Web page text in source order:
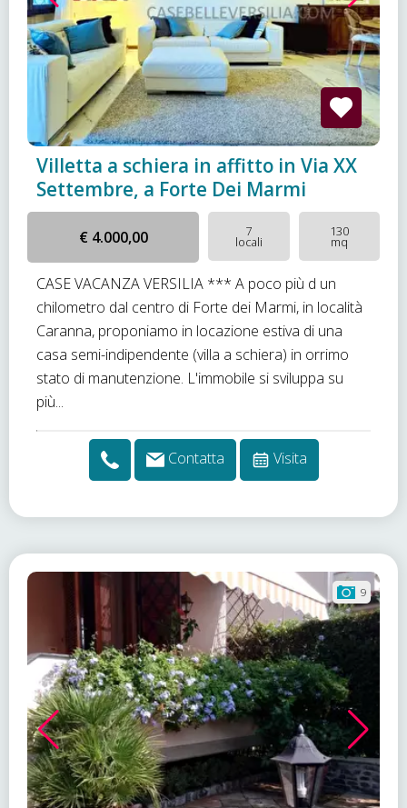
Villetta a schiera in affitto in Via XX
Settembre, a Forte Dei Marmi
€ 4.000,00 7
locali
130
mq
CASE VACANZA VERSILIA *** A poco più d un
chilometro dal centro di Forte dei Marmi, in località
Caranna, proponiamo in locazione estiva di una
casa semi-indipendente (villa a schiera) in orrimo
stato di manutenzione. L'immobile si sviluppa su
più...
Contatta Visita
9